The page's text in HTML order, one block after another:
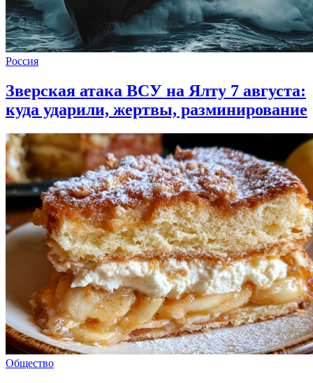
Россия
Зверская атака ВСУ на Ялту 7 августа:
куда ударили, жертвы, разминирование
Общество